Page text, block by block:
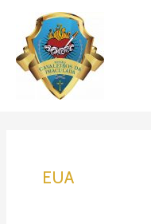
conteúdo
EUA